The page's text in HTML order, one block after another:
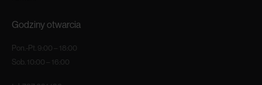
Godziny otwarcia
Pon.-Pt. 9:00 – 18:00
Sob. 10:00 – 16:00